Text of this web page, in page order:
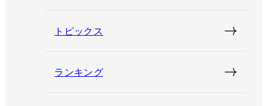
トピックス
ランキング